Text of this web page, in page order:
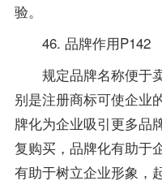
验。
46. 品牌作用P142
规定品牌名称便于
别是注册商标可使企业
牌化为企业吸引更多品
复购买，品牌化有助于
有助于树立企业形象，